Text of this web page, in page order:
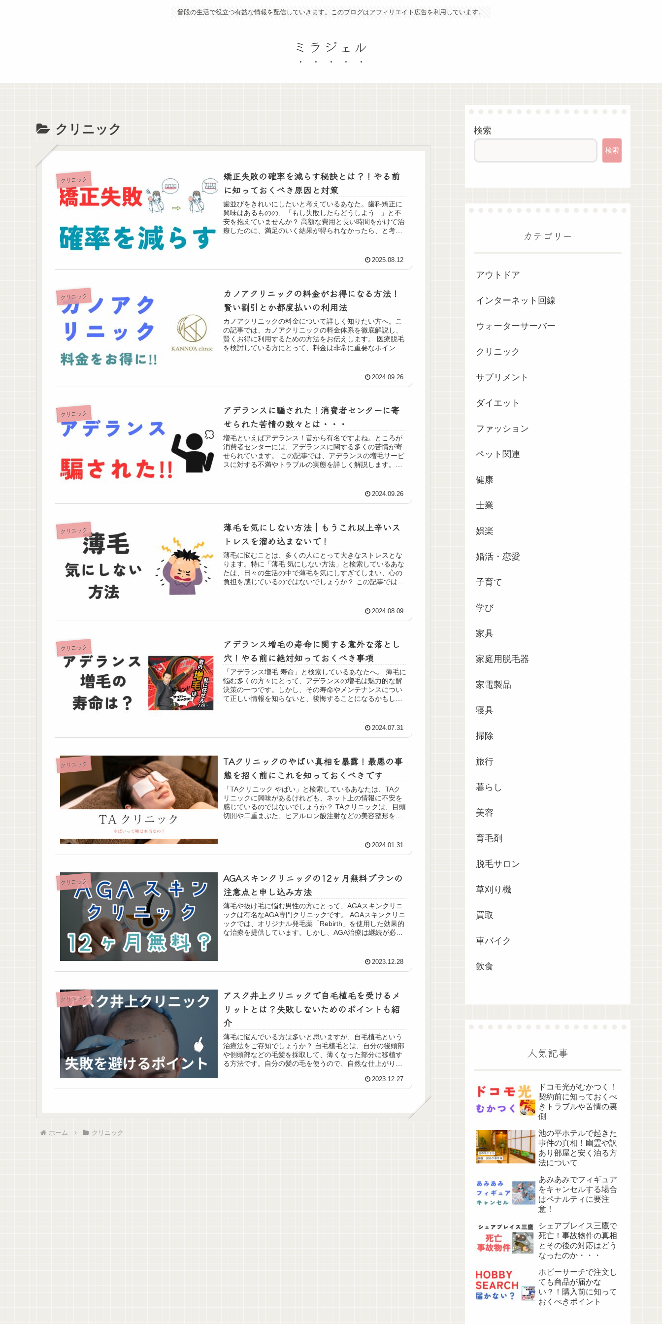
普段の生活で役立つ有益な情報を配信していきます。このブログはアフィリエイト広告を利用しています。
ミラジェル
クリニック
クリニック
矯正失敗の確率を減らす秘訣とは？！やる前
に知っておくべき原因と対策
歯並びをきれいにしたいと考えているあなた。歯科矯正に
興味はあるものの、「もし失敗したらどうしよう...」と不
安を抱えていませんか？ 高額な費用と長い時間をかけて治
療したのに、満足のいく結果が得られなかったら、と考え
2025.08.12
クリニック
カノアクリニックの料金がお得になる方法！
賢い割引とか都度払いの利用法
カノアクリニックの料金について詳しく知りたい方へ。こ
の記事では、カノアクリニックの料金体系を徹底解説し、
賢くお得に利用するための方法をお伝えします。 医療脱毛
を検討している方にとって、料金は非常に重要なポイント
2024.09.26
クリニック
アデランスに騙された！消費者センターに寄
せられた苦情の数々とは・・・
増毛といえばアデランス！昔から有名ですよね。ところが
消費者センターには、アデランスに関する多くの苦情が寄
せられています。 この記事では、アデランスの増毛サービ
スに対する不満やトラブルの実態を詳しく解説します。高
2024.09.26
クリニック
薄毛を気にしない方法｜もうこれ以上辛いス
トレスを溜め込まないで！
薄毛に悩むことは、多くの人にとって大きなストレスとな
ります。特に「薄毛 気にしない方法」と検索しているあな
たは、日々の生活の中で薄毛を気にしすぎてしまい、心の
負担を感じているのではないでしょうか？ この記事では、
2024.08.09
クリニック
アデランス増毛の寿命に関する意外な落とし
穴！やる前に絶対知っておくべき事項
「アデランス増毛 寿命」と検索しているあなたへ。 薄毛に
悩む多くの方々にとって、アデランスの増毛は魅力的な解
決策の一つです。しかし、その寿命やメンテナンスについ
て正しい情報を知らないと、後悔することになるかもしれ
2024.07.31
クリニック
TAクリニックのやばい真相を暴露！最悪の事
態を招く前にこれを知っておくべきです
「TAクリニック やばい」と検索しているあなたは、TAク
リニックに興味があるけれども、ネット上の情報に不安を
感じているのではないでしょうか？ TAクリニックは、目頭
切開や二重まぶた、ヒアルロン酸注射などの美容整形を行
2024.01.31
クリニック
AGAスキンクリニックの12ヶ月無料プランの
注意点と申し込み方法
薄毛や抜け毛に悩む男性の方にとって、AGAスキンクリニ
ックは有名なAGA専門クリニックです。 AGAスキンクリニ
ックでは、オリジナル発毛薬「Rebirth」を使用した効果的
な治療を提供しています。しかし、AGA治療は継続が必要
2023.12.28
クリニック
アスク井上クリニックで自毛植毛を受けるメ
リットとは？失敗しないためのポイントも紹
介
薄毛に悩んでいる方は多いと思いますが、自毛植毛という
治療法をご存知でしょうか？ 自毛植毛とは、自分の後頭部
や側頭部などの毛髪を採取して、薄くなった部分に移植す
る方法です。自分の髪の毛を使うので、自然な仕上がりに
2023.12.27
ホーム クリニック
検索
検索
カテゴリー
アウトドア
インターネット回線
ウォーターサーバー
クリニック
サプリメント
ダイエット
ファッション
ペット関連
健康
士業
娯楽
婚活・恋愛
子育て
学び
家具
家庭用脱毛器
家電製品
寝具
掃除
旅行
暮らし
美容
育毛剤
脱毛サロン
草刈り機
買取
車バイク
飲食
人気記事
ドコモ光がむかつく！
契約前に知っておくべ
きトラブルや苦情の裏
側
池の平ホテルで起きた
事件の真相！幽霊や訳
あり部屋と安く泊る方
法について
あみあみでフィギュア
をキャンセルする場合
はペナルティに要注
意！
シェアプレイス三鷹で
死亡！事故物件の真相
とその後の対応はどう
なったのか・・・
ホビーサーチで注文し
ても商品が届かな
い？！購入前に知って
おくべきポイント